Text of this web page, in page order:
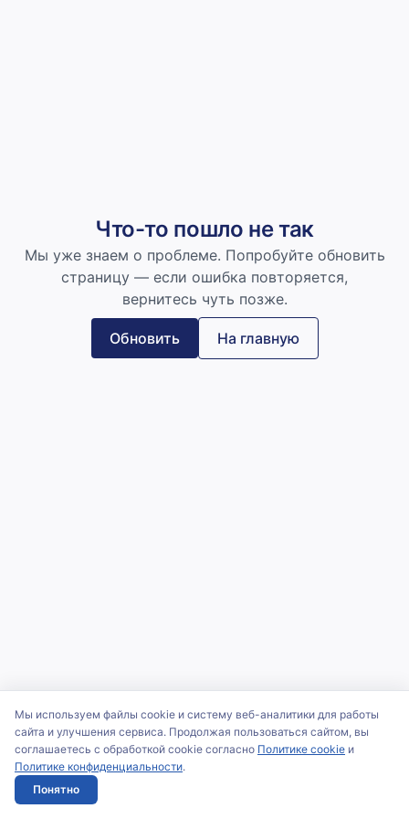
Что-то пошло не так
Мы уже знаем о проблеме. Попробуйте обновить
страницу — если ошибка повторяется,
вернитесь чуть позже.
Обновить На главную
Мы используем файлы cookie и систему веб-аналитики для работы
сайта и улучшения сервиса. Продолжая пользоваться сайтом, вы
соглашаетесь с обработкой cookie согласно Политике cookie и
Политике конфиденциальности.
Понятно